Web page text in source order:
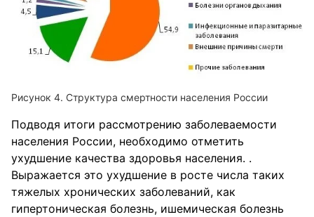
Рисунок 4. Структура смертности населения России
Подводя итоги рассмотрению заболеваемости
населения России, необходимо отметить
ухудшение качества здоровья населения. .
Выражается это ухудшение в росте числа таких
тяжелых хронических заболеваний, как
гипертоническая болезнь, ишемическая болезнь